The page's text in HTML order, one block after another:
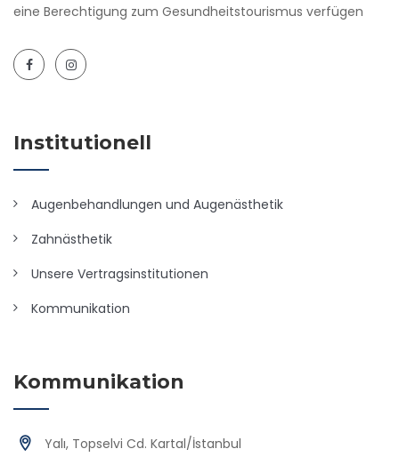
eine Berechtigung zum Gesundheitstourismus verfügen
Institutionell
Augenbehandlungen und Augenästhetik
Zahnästhetik
Unsere Vertragsinstitutionen
Kommunikation
Kommunikation
Yalı, Topselvi Cd. Kartal/İstanbul